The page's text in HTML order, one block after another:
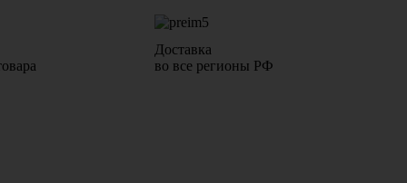
Доставка
во все регионы РФ